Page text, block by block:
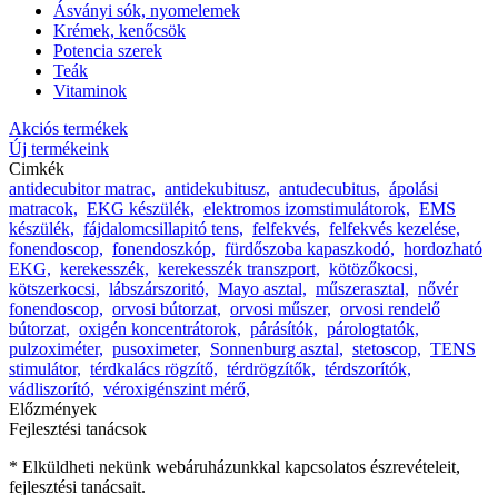
Ásványi sók, nyomelemek
Krémek, kenőcsök
Potencia szerek
Teák
Vitaminok
Akciós termékek
Új termékeink
Cimkék
antidecubitor matrac, antidekubitusz, antudecubitus, ápolási
matracok, EKG készülék, elektromos izomstimulátorok, EMS
készülék, fájdalomcsillapitó tens, felfekvés, felfekvés kezelése,
fonendoscop, fonendoszkóp, fürdőszoba kapaszkodó, hordozható
EKG, kerekesszék, kerekesszék transzport, kötözőkocsi,
kötszerkocsi, lábszárszoritó, Mayo asztal, műszerasztal, nővér
fonendoscop, orvosi bútorzat, orvosi műszer, orvosi rendelő
bútorzat, oxigén koncentrátorok, párásítók, párologtatók,
pulzoximéter, pusoximeter, Sonnenburg asztal, stetoscop, TENS
stimulátor, térdkalács rögzítő, térdrögzítők, térdszorítók,
vádliszorító, véroxigénszint mérő,
Előzmények
Fejlesztési tanácsok
* Elküldheti nekünk webáruházunkkal kapcsolatos észrevételeit,
fejlesztési tanácsait.